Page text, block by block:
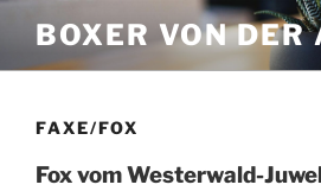
Inhalt
springen
BOXER VON DER
FAXE/FOX
Fox vom Westerwald-